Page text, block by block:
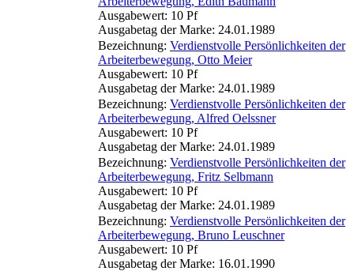
Ausgabewert: 10 Pf
Ausgabetag der Marke: 24.01.1989
Bezeichnung: Verdienstvolle Persönlichkeiten der
Arbeiterbewegung, Otto Meier
Ausgabewert: 10 Pf
Ausgabetag der Marke: 24.01.1989
Bezeichnung: Verdienstvolle Persönlichkeiten der
Arbeiterbewegung, Alfred Oelssner
Ausgabewert: 10 Pf
Ausgabetag der Marke: 24.01.1989
Bezeichnung: Verdienstvolle Persönlichkeiten der
Arbeiterbewegung, Fritz Selbmann
Ausgabewert: 10 Pf
Ausgabetag der Marke: 24.01.1989
Bezeichnung: Verdienstvolle Persönlichkeiten der
Arbeiterbewegung, Bruno Leuschner
Ausgabewert: 10 Pf
Ausgabetag der Marke: 16.01.1990